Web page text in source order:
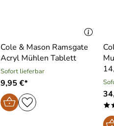
Cole & Mason Ramsgate
Acryl Mühlen Tablett
Sofort lieferbar
9,95 €*